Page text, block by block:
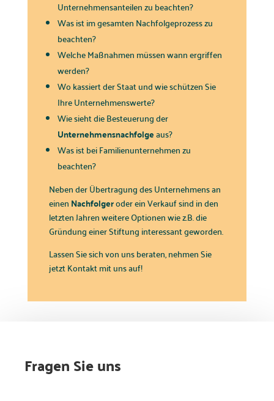
Unternehmensanteilen zu beachten?
Was ist im gesamten Nachfolgeprozess zu
beachten?
Welche Maßnahmen müssen wann ergriffen
werden?
Wo kassiert der Staat und wie schützen Sie
Ihre Unternehmenswerte?
Wie sieht die Besteuerung der
Unternehmensnachfolgeaus?
Was ist bei Familienunternehmen zu
beachten?
Neben der Übertragung des Unternehmens an
einenNachfolgeroder ein Verkauf sind in den
letzten Jahren weitere Optionen wie z.B. die
Gründung einer Stiftung interessant geworden.
Lassen Sie sich von uns beraten, nehmen Sie
jetzt Kontakt mit uns auf!
Fragen Sie uns